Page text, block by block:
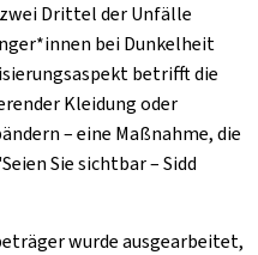
Drittel der Unfälle
bei Dunkelheit
betrifft die
Kleidung oder
– eine Maßnahme, die
Sie sichtbar – Sidd
wurde ausgearbeitet,